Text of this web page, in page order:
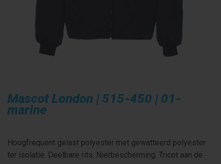
Mascot London | 515-450 | 01-
marine
Hoogfrequent gelast polyester met gewatteerd polyester
ter isolatie. Deelbare rits. Nierbescherming. Tricot aan de